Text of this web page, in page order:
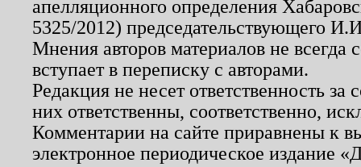
апелляционного определения
5325/2012) председательствующего
Мнения авторов материалов не
вступает в переписку с авторами.
Редакция не несет ответственность
них ответственны, соответственно,
Комментарии на сайте приравнены к
электронное периодическое издание